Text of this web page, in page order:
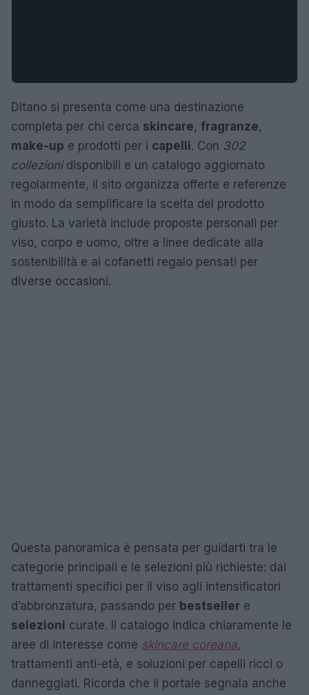
Ditano si presenta come una destinazione
completa per chi cerca skincare, fragranze,
make-up e prodotti per i capelli. Con 302
collezionidisponibili e un catalogo aggiornato
regolarmente, il sito organizza offerte e referenze
in modo da semplificare la scelta del prodotto
giusto. La varietà include proposte personali per
viso, corpo e uomo, oltre a linee dedicate alla
sostenibilità e ai cofanetti regalo pensati per
diverse occasioni.
Questa panoramica è pensata per guidarti tra le
categorie principali e le selezioni più richieste: dai
trattamenti specifici per il viso agli intensificatori
d’abbronzatura, passando per bestseller e
selezioni curate. Il catalogo indica chiaramente le
aree di interesse come skincare coreana,
trattamenti anti-età, e soluzioni per capelli ricci o
danneggiati. Ricorda che il portale segnala anche